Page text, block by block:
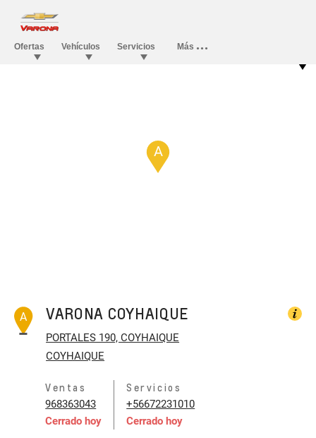
A
A VARONA COYHAIQUE
PORTALES 190, COYHAIQUE
COYHAIQUE
Ventas
968363043
Cerrado hoy
Servicios
+56672231010
Cerrado hoy